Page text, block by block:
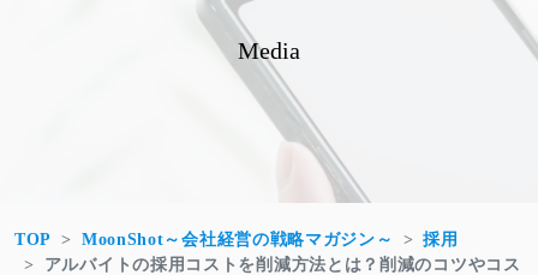
Media
TOP MoonShot～会社経営の戦略マガジン～
採用
アルバイトの採用コストを削減方法とは？削減のコツやコス